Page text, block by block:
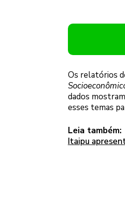
Os relatórios
dados
esses temas
Leia também:
Itaipu